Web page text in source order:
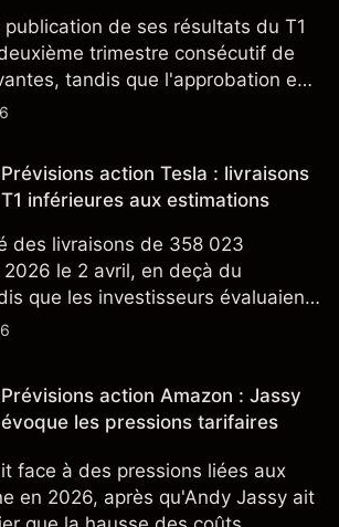
de ses résultats du T1
trimestre consécutif de
tandis que l'approbation en
V2G pour le Cybertruck
Prévisions action Tesla : livraisons
T1 inférieures aux estimations
des livraisons de 358 023
2026 le 2 avril, en deçà du
que les investisseurs évaluaient
des stocks et les projets
les objectifs de cours
tiers.
Prévisions action Amazon : Jassy
évoque les pressions tarifaires
face à des pressions liées aux
en 2026, après qu'Andy Jassy ait